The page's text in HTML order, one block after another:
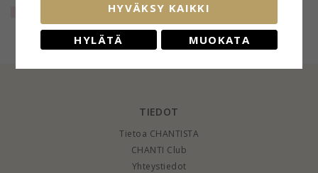
karaatin kultaa ja
valkokult kanssa
nappikorvakorut
kanssa kullattua
CHANTI hinta 76,-
kanssa zirkoni - Gold
Collection
TIEDOT
Tietoa CHANTISTA
CHANTI Club
Yhteystiedot
HYVÄKSY KAIKKI
HYLÄTÄ MUOKATA